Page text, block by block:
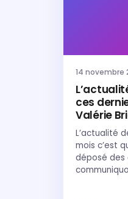
14 novembre
ces
Valérie
L’actualité
mois c’est
déposé des